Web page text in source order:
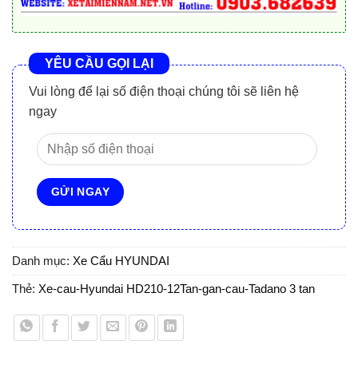
YÊU CẦU GỌI LẠI
Vui lòng để lại số điện thoại chúng tôi sẽ liên hệ
ngay
Danh mục: Xe Cẩu HYUNDAI
Thẻ: Xe-cau-Hyundai HD210-12Tan-gan-cau-Tadano 3 tan